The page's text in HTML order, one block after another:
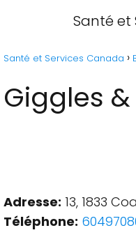
Santé et
Santé et Services Canada
Giggles
Adresse: 13, 1833
Téléphone: